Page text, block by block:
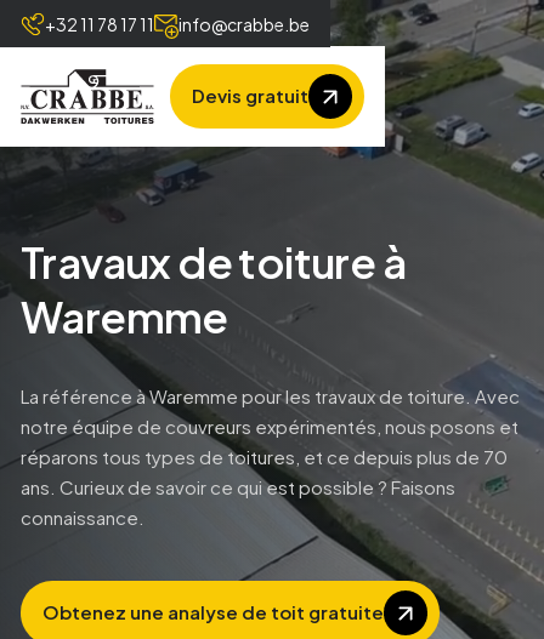
+32 11 78 17 11 info@crabbe.be
Devis gratuit
Travaux de toiture à
Waremme
La référence à Waremme pour les travaux de toiture. Avec
notre équipe de couvreurs expérimentés, nous posons et
réparons tous types de toitures, et ce depuis plus de 70
ans. Curieux de savoir ce qui est possible ? Faisons
connaissance.
Obtenez une analyse de toit gratuite